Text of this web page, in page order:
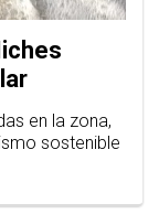
en la zona,
sostenible